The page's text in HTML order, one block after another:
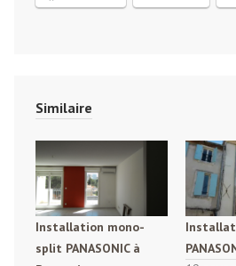
Similaire
Installation mono-
split PANASONIC à